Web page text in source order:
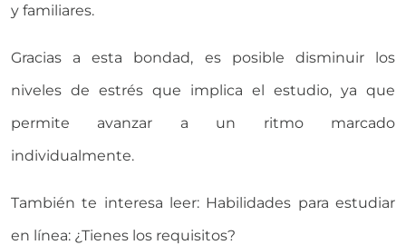
y familiares.
Gracias a esta bondad, es posible disminuir los
niveles de estrés que implica el estudio, ya que
permite avanzar a un ritmo marcado
individualmente.
También te interesa leer: Habilidades para estudiar
en línea: ¿Tienes los requisitos?